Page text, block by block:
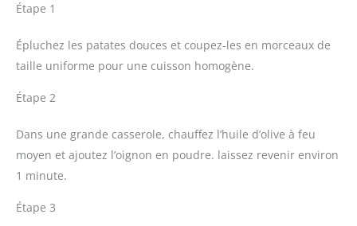
Étape 1
Épluchez les patates douces et coupez-les en morceaux de
taille uniforme pour une cuisson homogène.
Étape 2
Dans une grande casserole, chauffez l’huile d’olive à feu
moyen et ajoutez l’oignon en poudre. laissez revenir environ
1 minute.
Étape 3